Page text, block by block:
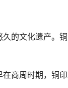
的文化遗产。
周时期，铜印